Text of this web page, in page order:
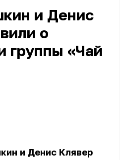
и Денис
о
группы «Чай
и Денис Клявер